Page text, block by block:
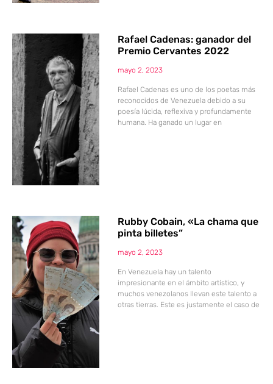
Rafael Cadenas: ganador del
Premio Cervantes 2022
mayo 2, 2023
Rafael Cadenas es uno de los poetas más
reconocidos de Venezuela debido a su
poesía lúcida, reflexiva y profundamente
humana. Ha ganado un lugar en
Rubby Cobain, «La chama que
pinta billetes”
mayo 2, 2023
En Venezuela hay un talento
impresionante en el ámbito artístico, y
muchos venezolanos llevan este talento a
otras tierras. Este es justamente el caso de